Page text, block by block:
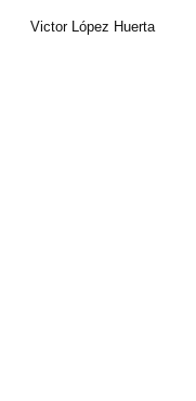
Victor López Huerta